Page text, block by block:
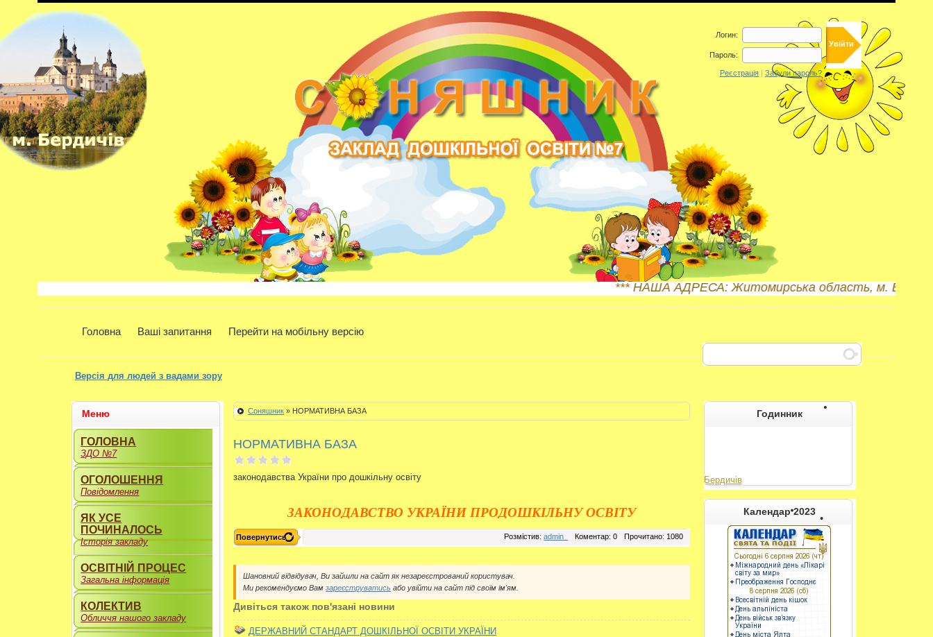
Логин:
Пароль:
Реєстрація| Забули пароль?
*** НАША АДРЕСА: Житомирська область, м. Бердичів,
Головна Ваші запитання Перейти на мобільну версію
Версія для людей з вадами зору
Соняшник » НОРМАТИВНА БАЗА
НОРМАТИВНА БАЗА
законодавства України про дошкільну освіту
ЗАКОНОДАВСТВО УКРАЇНИ ПРОДОШКІЛЬНУ ОСВІТУ
Розмістив:admin_ Коментар: 0 Прочитано: 1080
Повернутись
Шановний відвідувач, Ви зайшли на сайт як незареєстрований користувач.
Ми рекомендуємо Вамзареєструватись або увійти на сайт під своїм ім'ям.
Дивіться також пов'язані новини
ДЕРЖАВНИЙ СТАНДАРТ ДОШКІЛЬНОЇ ОСВІТИ УКРАЇНИ
Годинник
Бердичів
Календар 2023
Меню
ГОЛОВНА
ЗДО №7
ОГОЛОШЕННЯ
Повідомлення
ЯК УСЕ
ПОЧИНАЛОСЬ
Історія закладу
ОСВІТНІЙ ПРОЦЕС
Загальна інформація
КОЛЕКТИВ
Обличчя нашого закладу